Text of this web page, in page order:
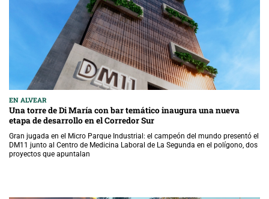
EN ALVEAR
Una torre de Di María con bar temático inaugura una nueva
etapa de desarrollo en el Corredor Sur
Gran jugada en el Micro Parque Industrial: el campeón del mundo presentó el
DM11 junto al Centro de Medicina Laboral de La Segunda en el polígono, dos
proyectos que apuntalan